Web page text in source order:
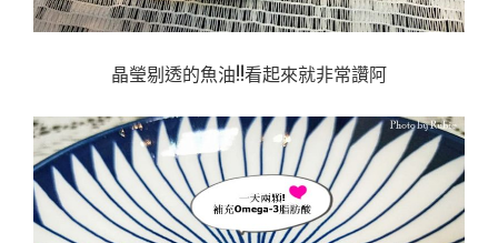
晶瑩剔透的魚油!!看起來就非常讚阿